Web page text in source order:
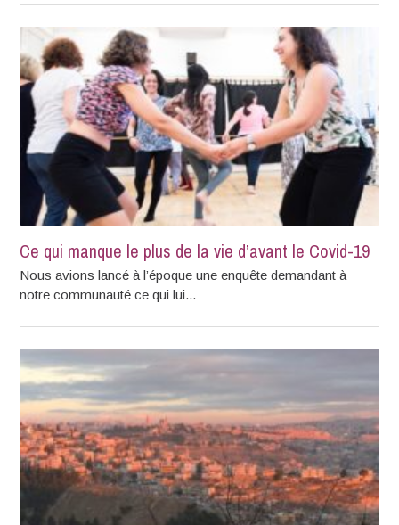
Ce qui manque le plus de la vie d’avant le Covid-19
Nous avions lancé à l’époque une enquête demandant à
notre communauté ce qui lui...